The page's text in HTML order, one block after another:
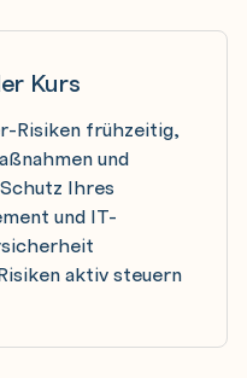
Kurs
Risiken frühzeitig,
und
Ihres
und IT-
aktiv steuern